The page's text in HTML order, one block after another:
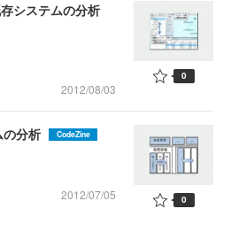
システムの分析
2012/08/03
0
分析 CodeZine
2012/07/05 0